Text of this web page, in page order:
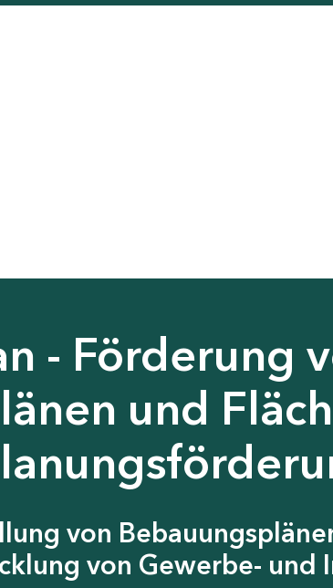
- Förderung
und
von
von Gewerbe- und